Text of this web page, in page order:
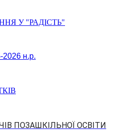
У "РАДІСТЬ"
н.р.
ПОЗАШКІЛЬНОЇ ОСВІТИ